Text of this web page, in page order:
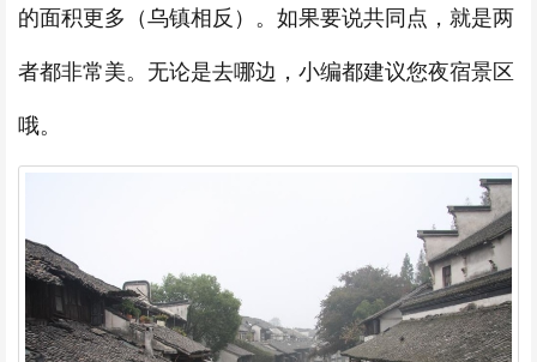
的面积更多（乌镇相反）。如果要说共同点，就是两
者都非常美。无论是去哪边，小编都建议您夜宿景区
哦。